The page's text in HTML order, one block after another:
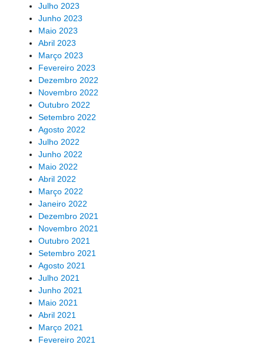
Julho 2023
Junho 2023
Maio 2023
Abril 2023
Março 2023
Fevereiro 2023
Dezembro 2022
Novembro 2022
Outubro 2022
Setembro 2022
Agosto 2022
Julho 2022
Junho 2022
Maio 2022
Abril 2022
Março 2022
Janeiro 2022
Dezembro 2021
Novembro 2021
Outubro 2021
Setembro 2021
Agosto 2021
Julho 2021
Junho 2021
Maio 2021
Abril 2021
Março 2021
Fevereiro 2021